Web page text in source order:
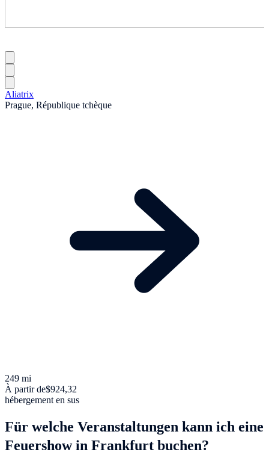
Aliatrix
Prague, République tchèque
249 mi
À partir de$924,32
hébergement en sus
Für welche Veranstaltungen kann ich eine
Feuershow in Frankfurt buchen?